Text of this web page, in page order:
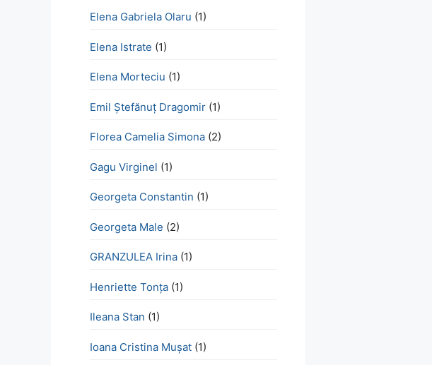
Elena Gabriela Olaru (1)
Elena Istrate (1)
Elena Morteciu (1)
Emil Ștefănuț Dragomir (1)
Florea Camelia Simona (2)
Gagu Virginel (1)
Georgeta Constantin (1)
Georgeta Male (2)
GRANZULEA Irina (1)
Henriette Tonţa (1)
Ileana Stan (1)
Ioana Cristina Mușat (1)